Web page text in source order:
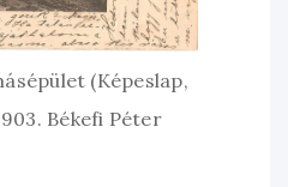
(Képeslap,
Békefi Péter